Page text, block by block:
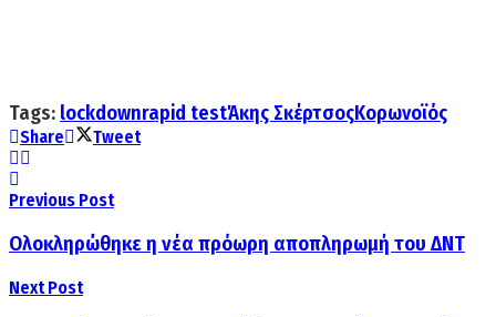
Tags: lockdownrapid testΆκης ΣκέρτσοςΚορωνοϊός
Share Tweet
Previous Post
Ολοκληρώθηκε η νέα πρόωρη αποπληρωμή του ΔNT
Next Post